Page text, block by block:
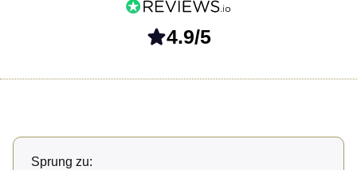
4.9/5
Sprung zu: